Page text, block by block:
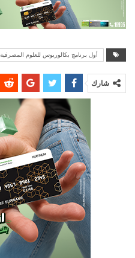
أول برنامج بكالوريوس للعلوم
شارك